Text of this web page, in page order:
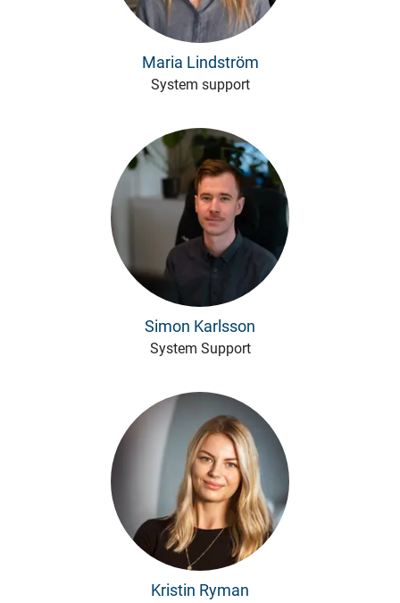
Maria Lindström
System support
Simon Karlsson
System Support
Kristin Ryman